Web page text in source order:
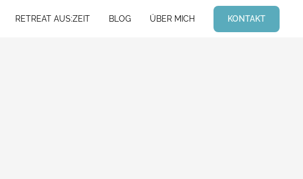
RETREAT AUS:ZEIT
BLOG
ÜBER MICH
KONTAKT